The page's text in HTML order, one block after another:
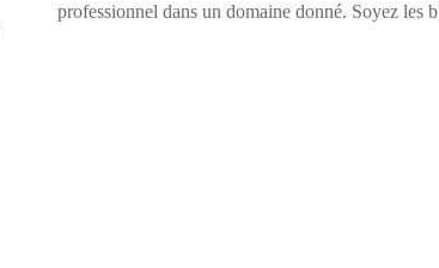
professionnel dans un domaine donné. Soyez les